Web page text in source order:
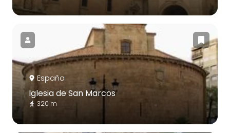
España
Iglesia de San Marcos
320 m